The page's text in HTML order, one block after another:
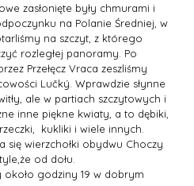
zasłonięte były chmurami i
na Polanie Średniej, w
na szczyt, z którego
rozległej panoramy. Po
Przełęcz Vraca zeszliśmy
Lučký. Wprawdzie słynne
ale w partiach szczytowych i
inne piękne kwiaty, a to dębiki,
kukliki i wiele innych.
się wierzchołki obydwu Choczy
od dołu.
godziny 19 w dobrym